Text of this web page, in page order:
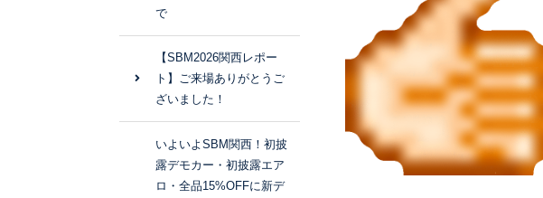
で
【SBM2026関西レポー
ト】ご来場ありがとうご
ざいました！
いよいよSBM関西！初披
露デモカー・初披露エア
ロ・全品15%OFFに新デ